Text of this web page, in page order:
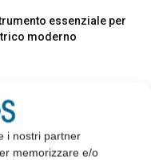
i nostri partner
memorizzare e/o
essenziale per
moderno
della fotografia